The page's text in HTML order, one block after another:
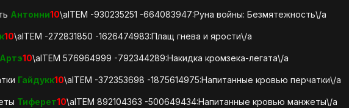
Антонни10\aITEM -930235251 -664083947:Руна войны: Безмятежность\/a
10\aITEM -272831850 -1626474983:Плащ гнева и ярости\/a
Артэ10\aITEM 576964999 -792344289:Накидка кромзека-легата\/a
Гайдукк10\aITEM -372353698 -1875614975:Напитанные кровью перчатки\/a
Тиферет10\aITEM 892104363 -500649434:Напитанные кровью манжеты\/a